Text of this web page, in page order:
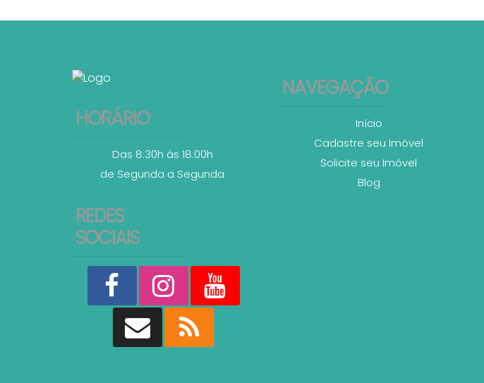
HORÁRIO
Das 8:30h às 18:00h
de Segunda a Segunda
REDES
SOCIAIS
NAVEGAÇÃO
Início
Cadastre seu Imóvel
Solicite seu Imóvel
Blog